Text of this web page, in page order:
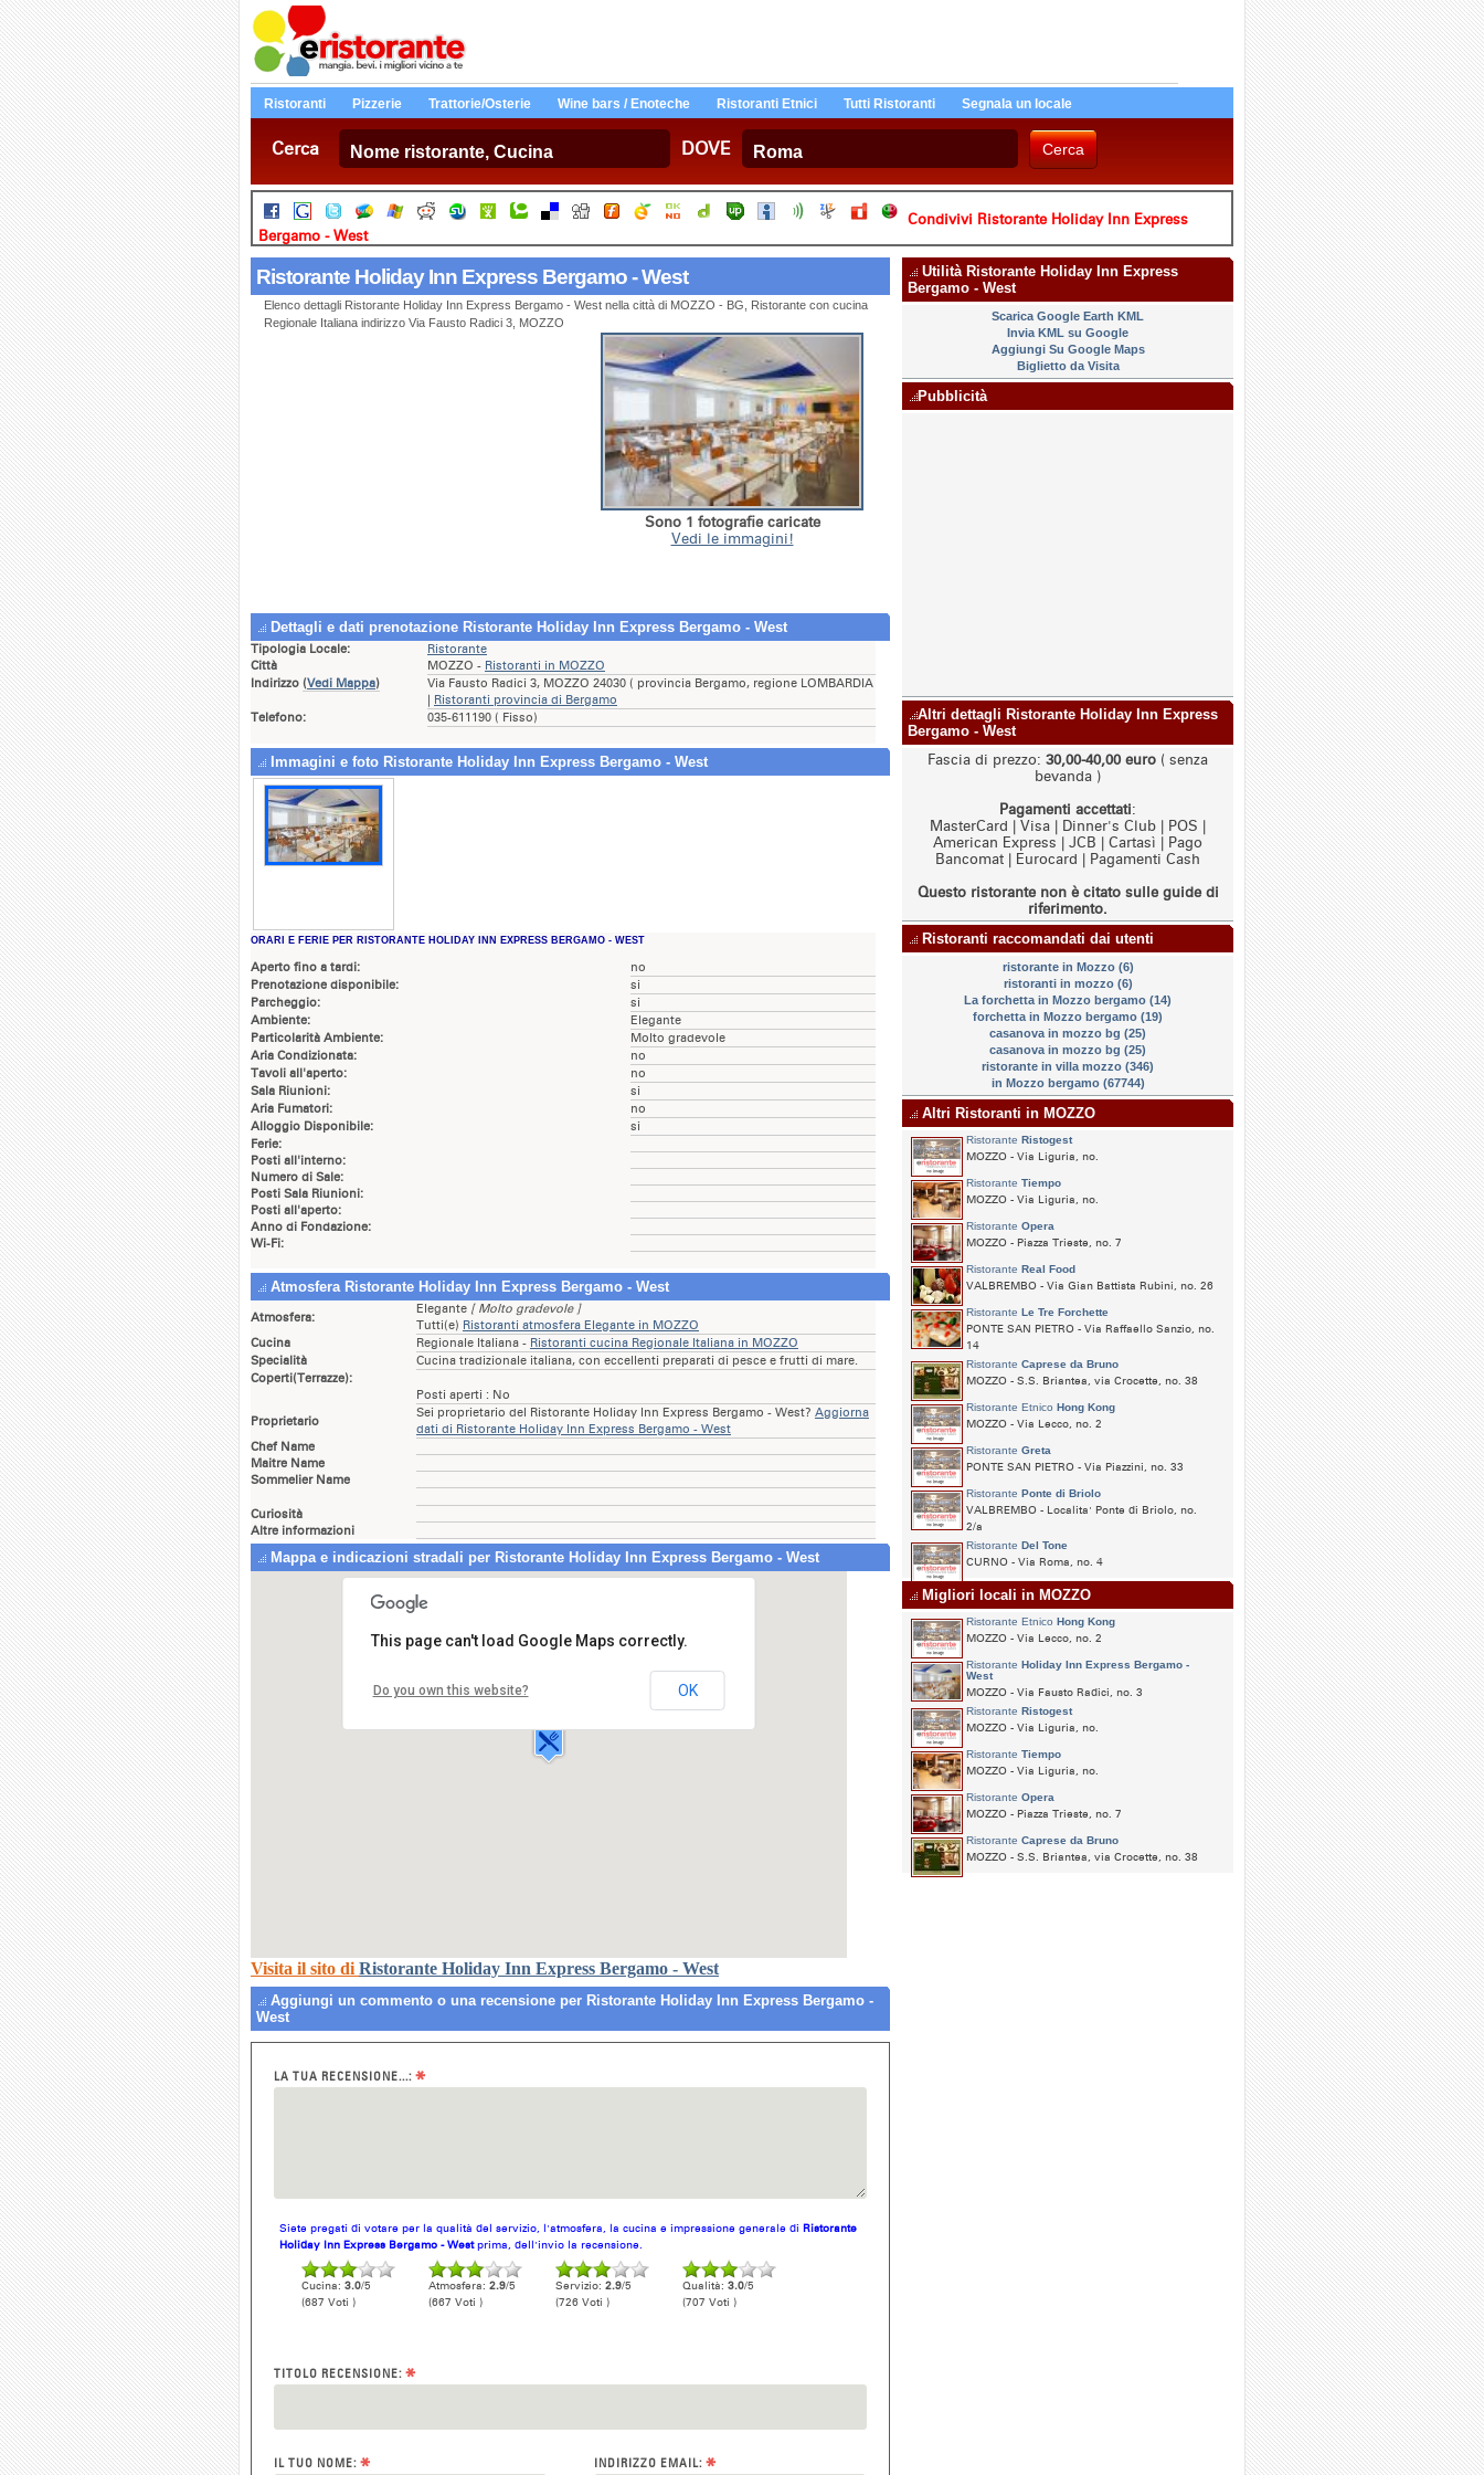
Ristoranti Pizzerie Trattorie/Osterie Wine bars / Enoteche Ristoranti Etnici Tutti Ristoranti Segnala un locale
Cerca DOVE
Condivivi Ristorante Holiday Inn Express
Bergamo - West
Ristorante Holiday Inn Express Bergamo - West
Elenco dettagli Ristorante Holiday Inn Express Bergamo - West nella città di MOZZO - BG, Ristorante con cucina
Regionale Italiana indirizzo Via Fausto Radici 3, MOZZO
Sono 1 fotografie caricate
Vedi le immagini!
Dettagli e dati prenotazione Ristorante Holiday Inn Express Bergamo - West
Tipologia Locale:
Ristorante
Città
MOZZO - Ristoranti in MOZZO
Indirizzo (Vedi Mappa)
Via Fausto Radici 3, MOZZO 24030 ( provincia Bergamo, regione LOMBARDIA
| Ristoranti provincia di Bergamo
Telefono:
035-611190 ( Fisso)
Immagini e foto Ristorante Holiday Inn Express Bergamo - West
ORARI E FERIE PER RISTORANTE HOLIDAY INN EXPRESS BERGAMO - WEST
Aperto fino a tardi:
no
Prenotazione disponibile:
si
Parcheggio:
si
Ambiente:
Elegante
Particolarità Ambiente:
Molto gradevole
Aria Condizionata:
no
Tavoli all'aperto:
no
Sala Riunioni:
si
Aria Fumatori:
no
Alloggio Disponibile:
si
Ferie:
Posti all'interno:
Numero di Sale:
Posti Sala Riunioni:
Posti all'aperto:
Anno di Fondazione:
Wi-Fi:
Atmosfera Ristorante Holiday Inn Express Bergamo - West
Atmosfera:
Elegante [ Molto gradevole ]
Tutti(e) Ristoranti atmosfera Elegante in MOZZO
Cucina
Regionale Italiana - Ristoranti cucina Regionale Italiana in MOZZO
Specialità
Cucina tradizionale italiana, con eccellenti preparati di pesce e frutti di mare.
Coperti(Terrazze):
Posti aperti : No
Proprietario
Sei proprietario del Ristorante Holiday Inn Express Bergamo - West? Aggiorna
dati di Ristorante Holiday Inn Express Bergamo - West
Chef Name
Maitre Name
Sommelier Name
Curiosità
Altre informazioni
Mappa e indicazioni stradali per Ristorante Holiday Inn Express Bergamo - West
Ristorante Holiday Inn Express Bergamo - West
Via Fausto Radici,3
24030 MOZZO
This page can't load Google Maps correctly.
Do you own this website? OK
Visita il sito di Ristorante Holiday Inn Express Bergamo - West
Aggiungi un commento o una recensione per Ristorante Holiday Inn Express Bergamo -
West
LA TUA RECENSIONE...: *
Siete pregati di votare per la qualità del servizio, l'atmosfera, la cucina e impressione generale di Ristorante
Holiday Inn Express Bergamo - Westprima, dell'invio la recensione.
Cucina: 3.0/5
(687 Voti )
Atmosfera: 2.9/5
(667 Voti )
Servizio: 2.9/5
(726 Voti )
Qualità: 3.0/5
(707 Voti )
TITOLO RECENSIONE: *
IL TUO NOME: * INDIRIZZO EMAIL:*
Utilità Ristorante Holiday Inn Express
Bergamo - West
Scarica Google Earth KML
Invia KML su Google
Aggiungi Su Google Maps
Biglietto da Visita
Pubblicità
Altri dettagli Ristorante Holiday Inn Express
Bergamo - West
Fascia di prezzo: 30,00-40,00 euro ( senza
bevanda )
Pagamenti accettati:
MasterCard | Visa | Dinner's Club | POS |
American Express | JCB | Cartasì | Pago
Bancomat | Eurocard | Pagamenti Cash
Questo ristorante non è citato sulle guide di
riferimento.
Ristoranti raccomandati dai utenti
ristorante in Mozzo (6)
ristoranti in mozzo (6)
La forchetta in Mozzo bergamo (14)
forchetta in Mozzo bergamo (19)
casanova in mozzo bg (25)
casanova in mozzo bg (25)
ristorante in villa mozzo (346)
in Mozzo bergamo (67744)
Altri Ristoranti in MOZZO
Ristorante Ristogest
MOZZO - Via Liguria, no.
Ristorante Tiempo
MOZZO - Via Liguria, no.
Ristorante Opera
MOZZO - Piazza Trieste, no. 7
Ristorante Real Food
VALBREMBO - Via Gian Battista Rubini, no. 26
Ristorante Le Tre Forchette
PONTE SAN PIETRO - Via Raffaello Sanzio, no.
14
Ristorante Caprese da Bruno
MOZZO - S.S. Briantea, via Crocette, no. 38
Ristorante Etnico Hong Kong
MOZZO - Via Lecco, no. 2
Ristorante Greta
PONTE SAN PIETRO - Via Piazzini, no. 33
Ristorante Ponte di Briolo
VALBREMBO - Localita' Ponte di Briolo, no.
2/a
Ristorante Del Tone
CURNO - Via Roma, no. 4
Migliori locali in MOZZO
Ristorante Etnico Hong Kong
MOZZO - Via Lecco, no. 2
Ristorante Holiday Inn Express Bergamo -
West
MOZZO - Via Fausto Radici, no. 3
Ristorante Ristogest
MOZZO - Via Liguria, no.
Ristorante Tiempo
MOZZO - Via Liguria, no.
Ristorante Opera
MOZZO - Piazza Trieste, no. 7
Ristorante Caprese da Bruno
MOZZO - S.S. Briantea, via Crocette, no. 38